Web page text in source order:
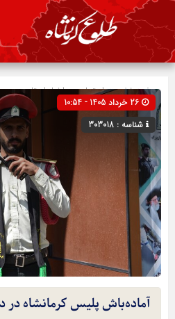
صفحه نخستاجتماعی»اخبار استان
شناسه : 303018
آماده‌باش پلیس کرمانشاه در